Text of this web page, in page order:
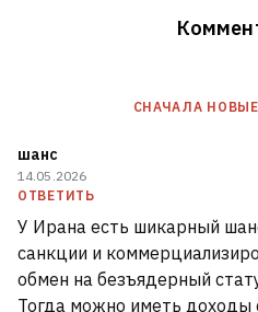
СНАЧАЛА НОВЫE
шанс
14.05.2026
ОТВЕТИТЬ
У Ирана есть шикарный
санкции и
обмен на безъядерный
Тогда можно иметь доходы
«Начинаю
которые живут в
городах и не
Что